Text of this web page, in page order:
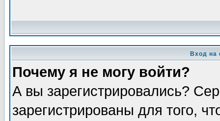
Вход на
Почему я не могу войти?
А вы зарегистрировались?
зарегистрированы для того,